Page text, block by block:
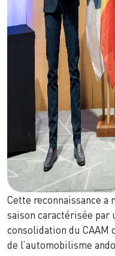
Cette reconnaissance a
saison caractérisée par
consolidation du CAAM
de l’automobilisme